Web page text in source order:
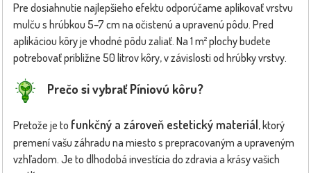
Pre dosiahnutie najlepšieho efektu odporúčame aplikovať vrstvu
mulču s hrúbkou 5–7 cm na očistenú a upravenú pôdu. Pred
aplikáciou kôry je vhodné pôdu zaliať. Na 1 m² plochy budete
potrebovať približne 50 litrov kôry, v závislosti od hrúbky vrstvy.
Prečo si vybrať Píniovú kôru?
Pretože je to funkčný a zároveň estetický materiál, ktorý
premení vašu záhradu na miesto s prepracovaným a upraveným
vzhľadom. Je to dlhodobá investícia do zdravia a krásy vašich